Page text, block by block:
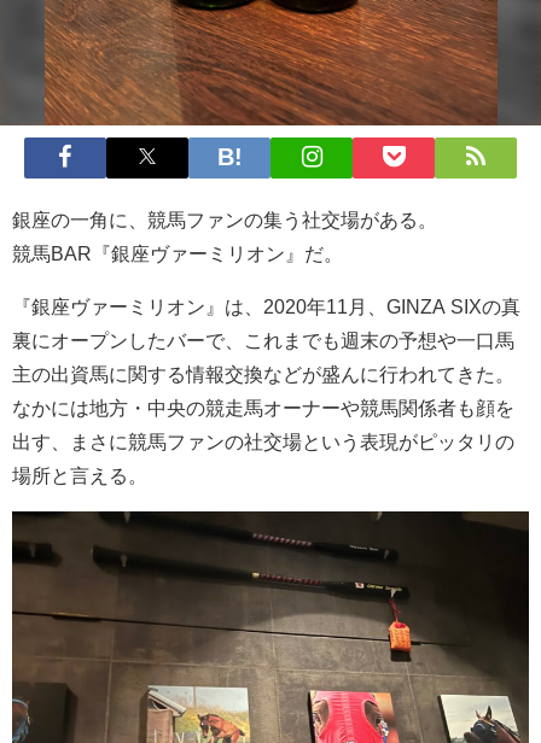
銀座の一角に、競馬ファンの集う社交場がある。
競馬BAR『銀座ヴァーミリオン』だ。
『銀座ヴァーミリオン』は、2020年11月、GINZA SIXの真
裏にオープンしたバーで、これまでも週末の予想や一口馬
主の出資馬に関する情報交換などが盛んに行われてきた。
なかには地方・中央の競走馬オーナーや競馬関係者も顔を
出す、まさに競馬ファンの社交場という表現がピッタリの
場所と言える。